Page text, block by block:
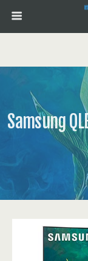
Samsung